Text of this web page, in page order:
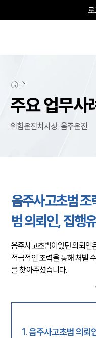
주요 업무사
위험운전치사상, 음주운전
음주사고초범 조
범 의뢰인, 집행
음주사고초범이었던 의뢰인
적극적인 조력을 통해 처벌
를 찾아주셨습니다.
1.음주사고초범 의뢰